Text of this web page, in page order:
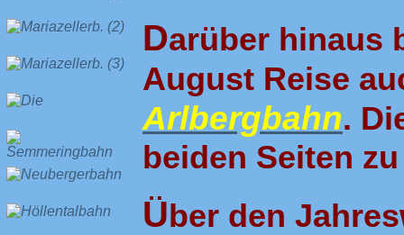
Darüber hinaus
August Reise
Arlbergbahn.
beiden Seiten
Über den